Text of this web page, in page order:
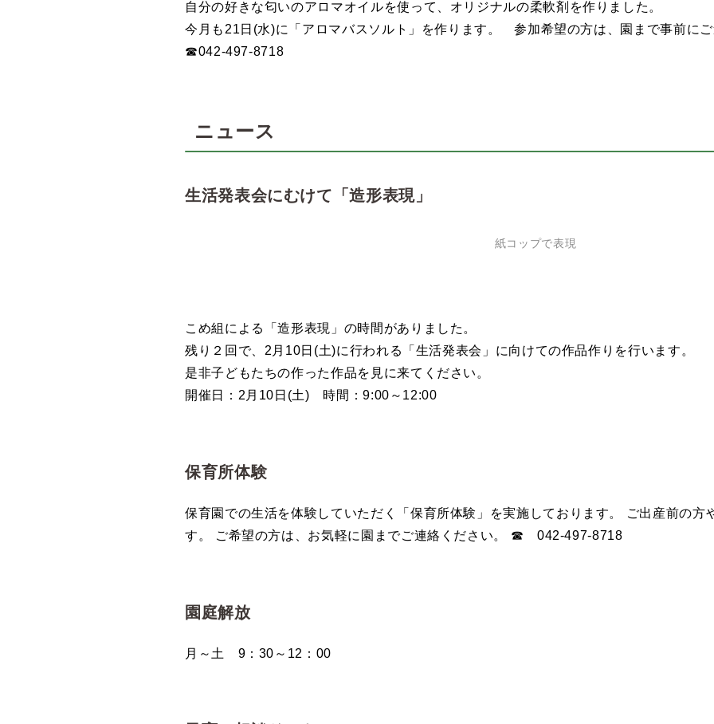
自分の好きな匂いのアロマオイルを使って、オリジナルの柔軟剤を作りました。
今月も21日(水)に「アロマバスソルト」を作ります。 参加希望の方は、園まで事前にご
☎042-497-8718
ニュース
生活発表会にむけて「造形表現」
紙コップで表現
こめ組による「造形表現」の時間がありました。
残り２回で、2月10日(土)に行われる「生活発表会」に向けての作品作りを行います。
是非子どもたちの作った作品を見に来てください。
開催日：2月10日(土) 時間：9:00～12:00
保育所体験
保育園での生活を体験していただく「保育所体験」を実施しております。 ご出産前の方
す。 ご希望の方は、お気軽に園までご連絡ください。 ☎ 042-497-8718
園庭解放
月～土 9：30～12：00